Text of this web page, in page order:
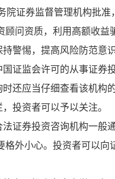
证券监督管理机构批
问资质，利用高额收
警惕，提高风险防范意识
证监会许可的从事证券
还应当仔细查看该机构
投资者可以予以关注。
证券投资咨询机构一般
外小心。投资者可以